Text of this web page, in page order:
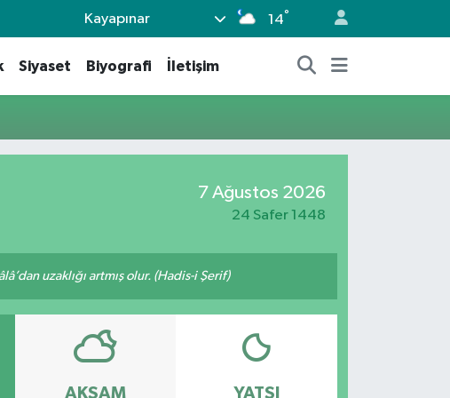
Kayapınar 14°
Siyaset Biyografi İletişim
7 Ağustos 2026
24 Safer 1448
uzaklığı artmış olur. (Hadis-i Şerif)
AKŞAM YATSI